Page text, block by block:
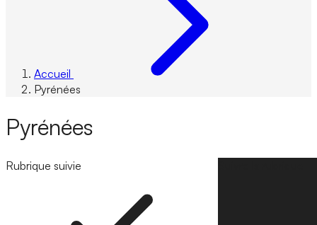
Accueil
Pyrénées
Pyrénées
Rubrique suivie